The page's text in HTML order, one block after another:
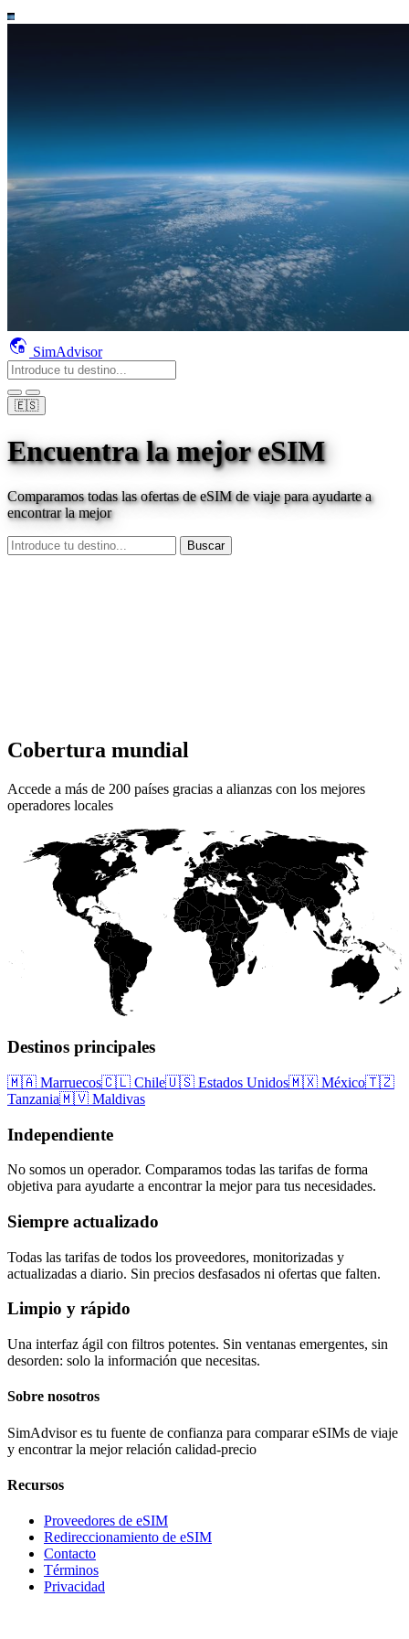
SimAdvisor
🇪🇸
Encuentra la mejor eSIM
Comparamos todas las ofertas de eSIM de viaje para ayudarte a
encontrar la mejor
Buscar
Cobertura mundial
Accede a más de 200 países gracias a alianzas con los mejores
operadores locales
Destinos principales
🇲🇦 Marruecos🇨🇱 Chile🇺🇸 Estados Unidos🇲🇽 México🇹🇿
Tanzania🇲🇻 Maldivas
Independiente
No somos un operador. Comparamos todas las tarifas de forma
objetiva para ayudarte a encontrar la mejor para tus necesidades.
Siempre actualizado
Todas las tarifas de todos los proveedores, monitorizadas y
actualizadas a diario. Sin precios desfasados ni ofertas que falten.
Limpio y rápido
Una interfaz ágil con filtros potentes. Sin ventanas emergentes, sin
desorden: solo la información que necesitas.
Sobre nosotros
SimAdvisor es tu fuente de confianza para comparar eSIMs de viaje
y encontrar la mejor relación calidad-precio
Recursos
Proveedores de eSIM
Redireccionamiento de eSIM
Contacto
Términos
Privacidad